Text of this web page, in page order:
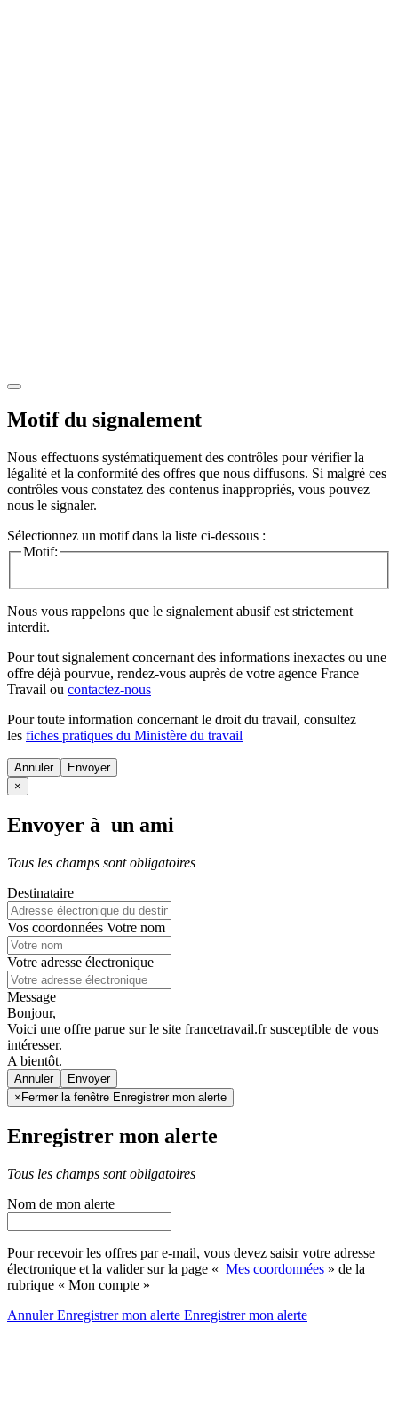
Motif du signalement
Nous effectuons systématiquement des contrôles pour vérifier la
légalité et la conformité des offres que nous diffusons. Si malgré ces
contrôles vous constatez des contenus inappropriés, vous pouvez
nous le signaler.
Sélectionnez un motif dans la liste ci-dessous :
Motif:
Nous vous rappelons que le signalement abusif est strictement
interdit.
Pour tout signalement concernant des informations inexactes ou une
offre déjà pourvue, rendez-vous auprès de votre agence France
Travail ou contactez-nous
Pour toute information concernant le droit du travail, consultez
les fiches pratiques du Ministère du travail
Annuler
×
Envoyer à un ami
Tous les champs sont obligatoires
Destinataire
Vos coordonnées Votre nom
Votre adresse électronique
Message
Bonjour,
Voici une offre parue sur le site francetravail.fr susceptible de vous
intéresser.
A bientôt.
Annuler
× Fermer la fenêtre Enregistrer mon alerte
Enregistrer mon alerte
Tous les champs sont obligatoires
Nom de mon alerte
Pour recevoir les offres par e-mail, vous devez saisir votre adresse
électronique et la valider sur la page « Mes coordonnées » de la
rubrique « Mon compte »
AnnulerEnregistrer mon alerte Enregistrermon alerte